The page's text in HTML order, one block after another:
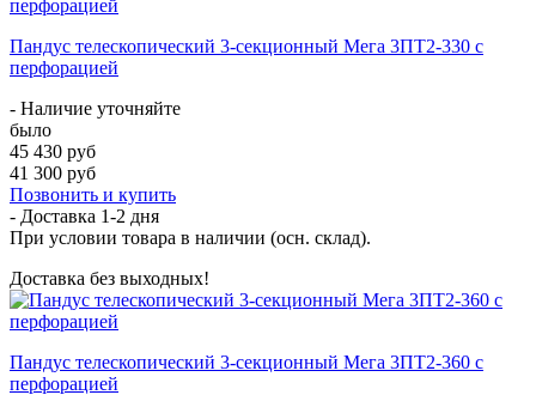
Пандус телескопический 3-секционный Мега 3ПТ2-330 с
перфорацией
- Наличие уточняйте
было
45 430 руб
41 300 руб
Позвонить и купить
- Доставка 1-2 дня
При условии товара в наличии (осн. склад).
Доставка без выходных!
Пандус телескопический 3-секционный Мега 3ПТ2-360 с
перфорацией